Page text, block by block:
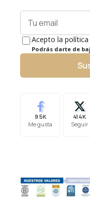
Acepto la política
Podrás darte de
9.5K
Me gusta
41.4K
Seguir